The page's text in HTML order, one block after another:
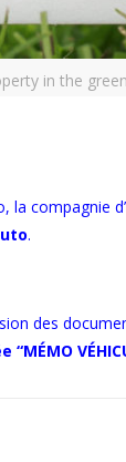
in the
la compagnie
.
des